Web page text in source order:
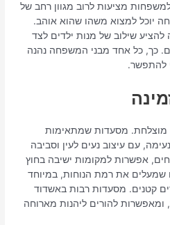
מציעות לרוב מגוון רחב של
יוכל למצוא משהו שהוא אוהב.
להציע שילוב של מנות ילדים לצד
כך, כל אחד מבני המשפחה נהנה
להתפשר.
מוצלחת. מסעדות שמתאימות
עם עיצוב נעים לעין וסביבה
אפשרות למקומות ישיבה בחוץ
שמעלים את רמת הנוחות, במיוחד
קטנים. מסעדות רבות באשדוד
להורים ליהנות מארוחה